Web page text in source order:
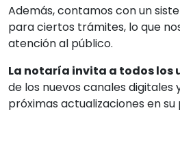
Además, contamos con un
para ciertos trámites, lo que
atención al público.
La notaría invita a todos los
de los nuevos canales digitales
próximas actualizaciones en su